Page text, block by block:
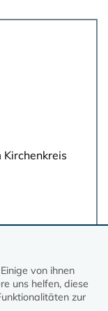
von ihnen
uns helfen, diese
zur